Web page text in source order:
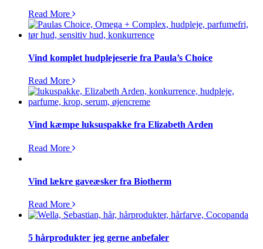
Read More
Vind komplet hudplejeserie fra Paula’s Choice
Read More
Vind kæmpe luksuspakke fra Elizabeth Arden
Read More
Vind lækre gaveæsker fra Biotherm
Read More
5 hårprodukter jeg gerne anbefaler